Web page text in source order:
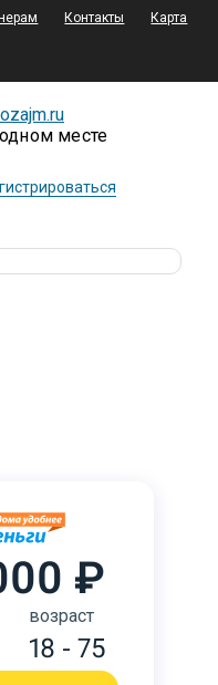
Контакты
Карта
месте
₽
возраст
18 - 75